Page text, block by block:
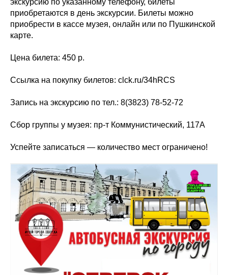
экскурсию по указанному телефону, билеты
приобретаются в день экскурсии. Билеты можно
приобрести в кассе музея, онлайн или по Пушкинской
карте.
Цена билета: 450 р.
Ссылка на покупку билетов: clck.ru/34hRCS
Запись на экскурсию по тел.: 8(3823) 78-52-72
Сбор группы у музея: пр-т Коммунистический, 117А
Успейте записаться — количество мест ограничено!